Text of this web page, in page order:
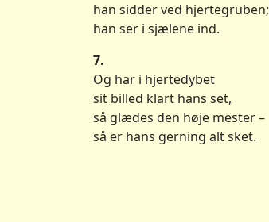
han sidder ved hjertegruben;
han ser i sjælene ind.
7.
Og har i hjertedybet
sit billed klart hans set,
så glædes den høje mester –
så er hans gerning alt sket.